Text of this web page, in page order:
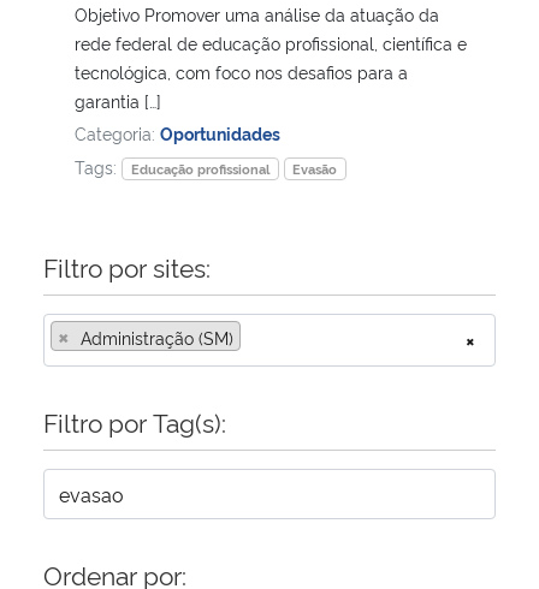
Ministério de Minas e Energia
Ministério da Ciência, Tecnologia, Inovações e Comunicações
Ministério do Meio Ambiente
Ministério do Desenvolvimento Regional
Controladoria-Geral da União
Secretaria-Geral
Objetivo Promover uma análise da atuação da
rede federal de educação profissional, científica e
tecnológica, com foco nos desafios para a
garantia […]
Categoria: Oportunidades
Tags:
Educação profissional Evasão
Filtro por sites:
×
× Administração (SM)
Filtro por Tag(s):
Ordenar por: